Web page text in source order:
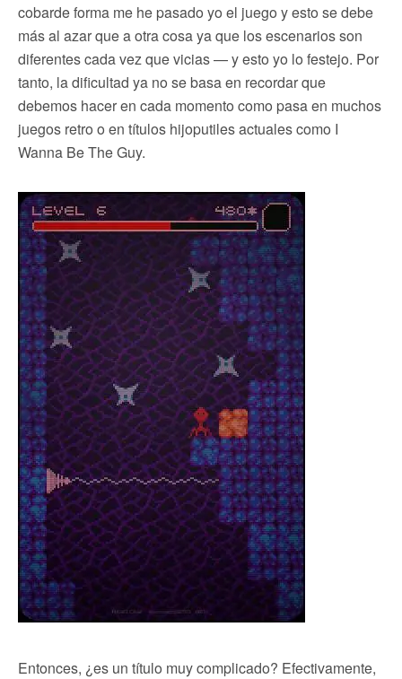
cobarde forma me he pasado yo el juego y esto se debe
más al azar que a otra cosa ya que los escenarios son
diferentes cada vez que vicias — y esto yo lo festejo. Por
tanto, la dificultad ya no se basa en recordar que
debemos hacer en cada momento como pasa en muchos
juegos retro o en títulos hijoputiles actuales como I
Wanna Be The Guy.
Entonces, ¿es un título muy complicado? Efectivamente,